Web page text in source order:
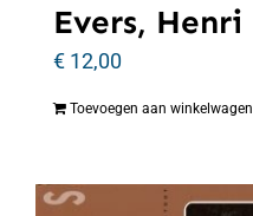
Evers, Henri
€ 12,00
Toevoegen aan winkelwagen